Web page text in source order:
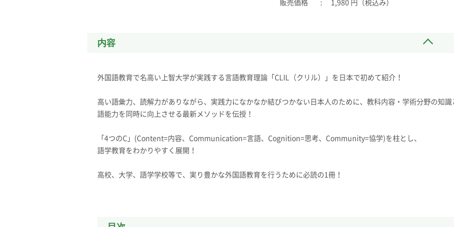
販売価格 1,980 円（税込み）
内容
外国語教育で名高い上智大学が実践する言語教育理論「CLIL（クリル）」を日本で初めて紹介！
高い語彙力、読解力がありながら、実践力になかなか結びつかない日本人のために、教科内容・学術分野の知識
語能力を同時に向上させる最新メソッドを伝授！
「4つのC」(Content=内容、Communication=言語、Cognition=思考、Community=協学)を柱とし、
語学教育をわかりやすく展開！
高校、大学、語学学校等で、実り豊かな外国語教育を行うために必読の1冊！